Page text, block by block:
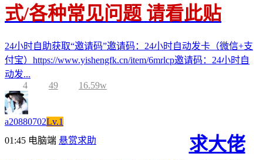
式/各种常见问题 请看此贴
24小时自助获取“邀请码”邀请码：24小时自动发卡（微信+支
付宝）https://www.yishengfk.cn/item/6mrlcp邀请码：24小时自
动发...
4
49 16.59w
a20880702Lv.1
01:45 电脑端 悬赏求助
求大佬